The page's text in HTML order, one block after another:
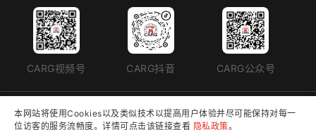
本网站将使用Cookies以及类似技术以提高用户体验并尽可能保持对每一
位访客的服务流畅度。详情可点击该链接查看 隐私政策。
CARG视频号 CARG抖音 CARG公众号
Copyright © 2026 Fuyao Group. All Rights Reserved.
闽ICP备07503374号-2